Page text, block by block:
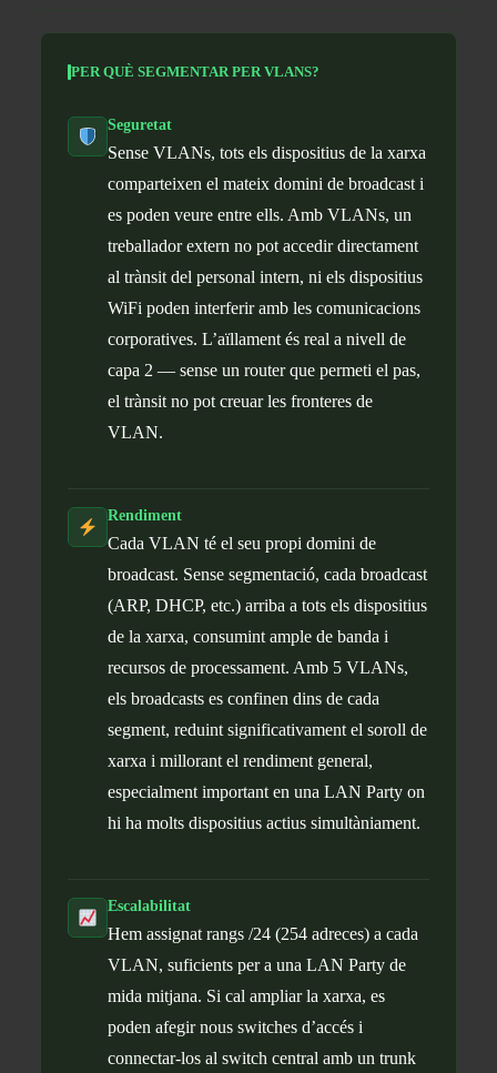
PER QUÈ SEGMENTAR PER VLANS?
Seguretat
Sense VLANs, tots els dispositius de la xarxa
comparteixen el mateix domini de broadcast i
es poden veure entre ells. Amb VLANs, un
treballador extern no pot accedir directament
al trànsit del personal intern, ni els dispositius
WiFi poden interferir amb les comunicacions
corporatives. L’aïllament és real a nivell de
capa 2 — sense un router que permeti el pas,
el trànsit no pot creuar les fronteres de
VLAN.
Rendiment
Cada VLAN té el seu propi domini de
broadcast. Sense segmentació, cada broadcast
(ARP, DHCP, etc.) arriba a tots els dispositius
de la xarxa, consumint ample de banda i
recursos de processament. Amb 5 VLANs,
els broadcasts es confinen dins de cada
segment, reduint significativament el soroll de
xarxa i millorant el rendiment general,
especialment important en una LAN Party on
hi ha molts dispositius actius simultàniament.
Escalabilitat
Hem assignat rangs /24 (254 adreces) a cada
VLAN, suficients per a una LAN Party de
mida mitjana. Si cal ampliar la xarxa, es
poden afegir nous switches d’accés i
connectar-los al switch central amb un trunk